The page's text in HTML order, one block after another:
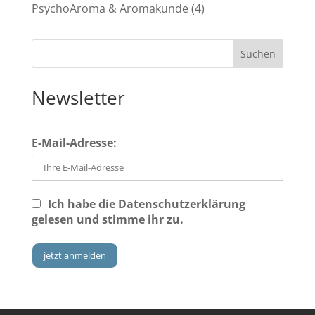
PsychoAroma & Aromakunde(4)
Newsletter
E-Mail-Adresse:
Ich habe die Datenschutzerklärung
gelesen und stimme ihr zu.